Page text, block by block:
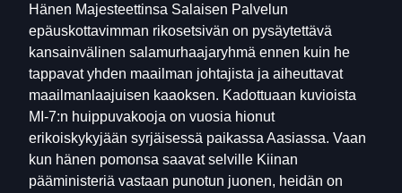
Hänen Majesteettinsa Salaisen Palvelun
epäuskottavimman rikosetsivän on pysäytettävä
kansainvälinen salamurhaajaryhmä ennen kuin he
tappavat yhden maailman johtajista ja aiheuttavat
maailmanlaajuisen kaaoksen. Kadottuaan kuvioista
MI-7:n huippuvakooja on vuosia hionut
erikoiskykyjään syrjäisessä paikassa Aasiassa. Vaan
kun hänen pomonsa saavat selville Kiinan
pääministeriä vastaan punotun juonen, heidän on